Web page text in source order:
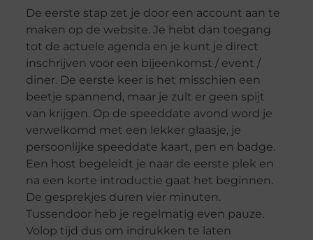
De eerste stap zet je door een account aan te
maken op de website. Je hebt dan toegang
tot de actuele agenda en je kunt je direct
inschrijven voor een bijeenkomst / event /
diner. De eerste keer is het misschien een
beetje spannend, maar je zult er geen spijt
van krijgen. Op de speeddate avond word je
verwelkomd met een lekker glaasje, je
persoonlijke speeddate kaart, pen en badge.
Een host begeleidt je naar de eerste plek en
na een korte introductie gaat het beginnen.
De gesprekjes duren vier minuten.
Tussendoor heb je regelmatig even pauze.
Volop tijd dus om indrukken te laten